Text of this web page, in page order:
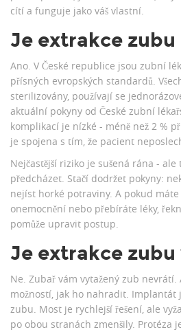
cítí a funguje jako váš vlastní.
Je extrakce zubu
Ano. V České republice jsou zubní
přísných evropských standardů.
sterilizovány, používají se
aktuální pokyny od České zubní
komplikací je nízké - méně než 2 %
je spojena s tím, že pacient
Nejčastější riziko je sušená rána -
předcházet. Stačí dodržet pokyny:
nejíst horké potraviny. A pokud
onemocnění nebo přebíráte léky,
pomůže upravit postup.
Je extrakce zubu
Ne. Zubař vám vytažený zub
možností, jak ho nahradit. Implantát
zubu. Most je rychlejší řešení, ale
po obou stranách zmenšily. Protéza